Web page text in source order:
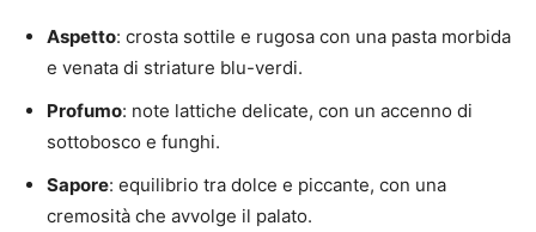
Aspetto: crosta sottile e rugosa con una pasta morbida
e venata di striature blu-verdi.
Profumo: note lattiche delicate, con un accenno di
sottobosco e funghi.
Sapore: equilibrio tra dolce e piccante, con una
cremosità che avvolge il palato.